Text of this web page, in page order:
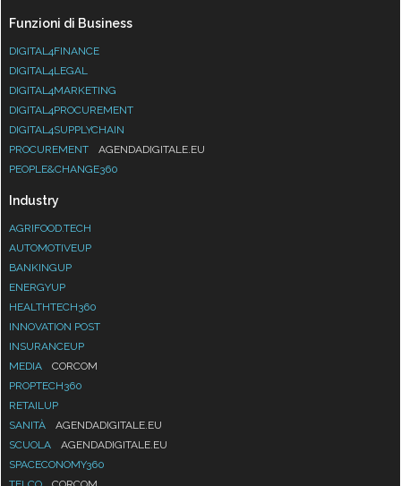
Funzioni di Business
DIGITAL4FINANCE
DIGITAL4LEGAL
DIGITAL4MARKETING
DIGITAL4PROCUREMENT
DIGITAL4SUPPLYCHAIN
PROCUREMENT
AGENDADIGITALE.EU
PEOPLE&CHANGE360
Industry
AGRIFOOD.TECH
AUTOMOTIVEUP
BANKINGUP
ENERGYUP
HEALTHTECH360
INNOVATION POST
INSURANCEUP
MEDIA
CORCOM
PROPTECH360
RETAILUP
SANITÀ
AGENDADIGITALE.EU
SCUOLA
AGENDADIGITALE.EU
SPACECONOMY360